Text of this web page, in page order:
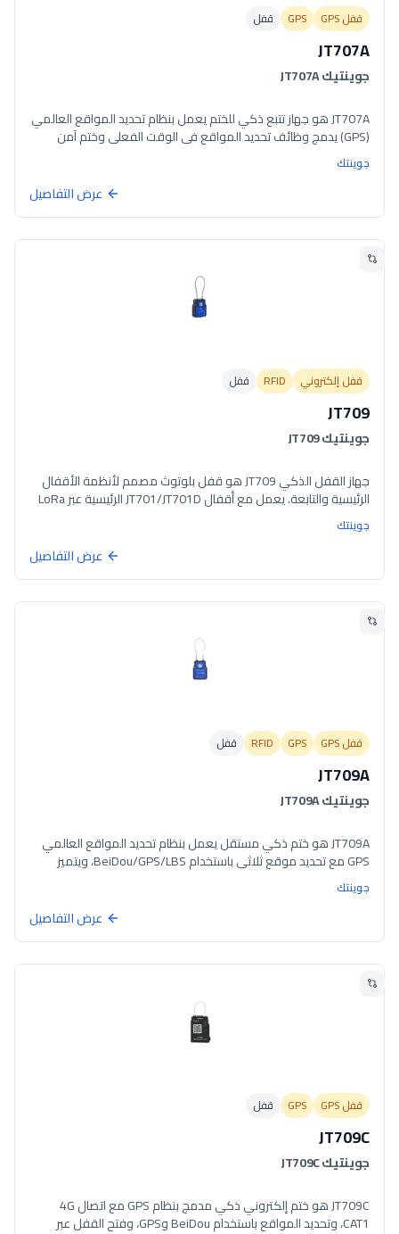
قفل GPS GPS قفل
JT707A
جوينتيك JT707A
JT707A هو جهاز تتبع ذكي للختم يعمل بنظام تحديد المواقع العالمي
(GPS) يدمج وظائف تحديد المواقع في الوقت الفعلي وختم آمن
لضمان أمان نقل البضائع بشكل شامل.
جوينتك
عرض التفاصيل
قفل إلكتروني RFID قفل
JT709
جوينتيك JT709
جهاز القفل الذكي JT709 هو قفل بلوتوث مصمم لأنظمة الأقفال
الرئيسية والتابعة. يعمل مع أقفال JT701/JT701D الرئيسية عبر LoRa
لمراقبة حاويات متعددة الأبواب وصمامات خزانات النفط واللوجستيات.
قفل، وحماية IP67، و6 أشهر من الانتظار على بطارية قابلة للشحن
جوينتك
عرض التفاصيل
قفل GPS GPS
RFID قفل
JT709A
جوينتيك JT709A
JT709A هو ختم ذكي مستقل يعمل بنظام تحديد المواقع العالمي
GPS مع تحديد موقع ثلاثي باستخدام BeiDou/GPS/LBS، ويتميز
جوينتك
عرض التفاصيل
قفل GPS GPS قفل
JT709C
جوينتيك JT709C
JT709C هو ختم إلكتروني ذكي مدمج بنظام GPS مع اتصال 4G
CAT1، وتحديد المواقع باستخدام BeiDou وGPS، وفتح القفل عبر